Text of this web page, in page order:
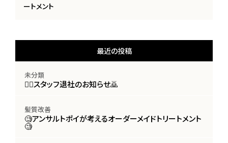
ートメント
最近の投稿
未分類
🙇‍♀️スタッフ退社のお知らせ🙇
髪質改善
🧐アンサルトポイが考えるオーダーメイドトリートメント
🧐